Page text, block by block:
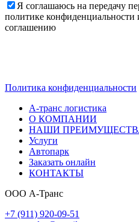
Я соглашаюсь на передачу
политике конфиденциальности
соглашению
Политика конфиденциальности
А-транс логистика
О КОМПАНИИ
НАШИ
Услуги
Автопарк
Заказать онлайн
КОНТАКТЫ
ООО А-Транс
+7 (911) 920-09-51